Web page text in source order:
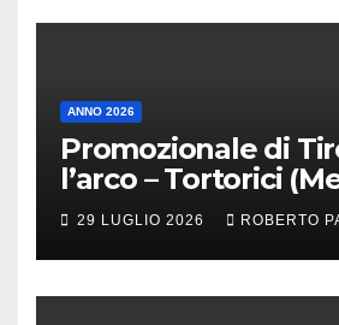
ANNO 2026
Promozionale di
l’arco – Tortorici
29 LUGLIO 2026 ROBERTO